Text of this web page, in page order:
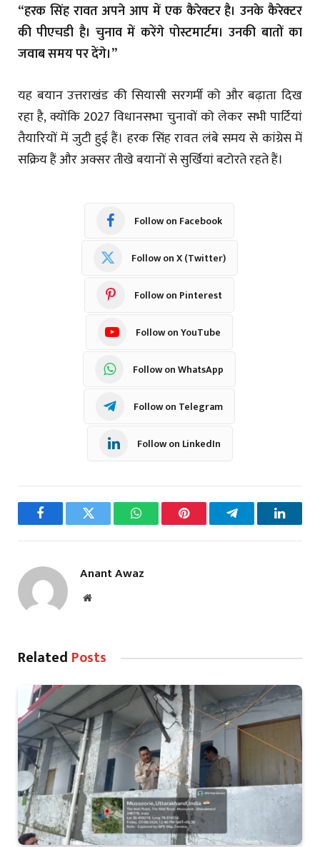
“हरक सिंह रावत अपने आप में एक कैरेक्टर है। उनके कैरेक्टर
की पीएचडी है। चुनाव में करेंगे पोस्टमार्टम। उनकी बातों का
जवाब समय पर देंगे।”
यह बयान उत्तराखंड की सियासी सरगर्मी को और बढ़ाता दिख
रहा है, क्योंकि 2027 विधानसभा चुनावों को लेकर सभी पार्टियां
तैयारियों में जुटी हुई हैं। हरक सिंह रावत लंबे समय से कांग्रेस में
सक्रिय हैं और अक्सर तीखे बयानों से सुर्खियां बटोरते रहते हैं।
Follow on Facebook
Follow on X (Twitter)
Follow on Pinterest
Follow on YouTube
Follow on WhatsApp
Follow on Telegram
Follow on LinkedIn
FacebookTwitter WhatsAppPinterest Telegram
Anant Awaz
Website
Related Posts